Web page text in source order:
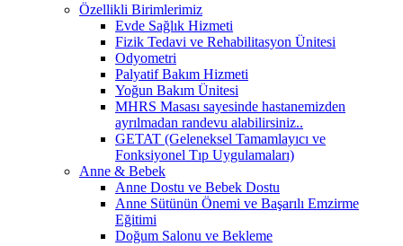
Özellikli Birimlerimiz
Evde Sağlık Hizmeti
Fizik Tedavi ve Rehabilitasyon Ünitesi
Odyometri
Palyatif Bakım Hizmeti
Yoğun Bakım Ünitesi
MHRS Masası sayesinde hastanemizden
ayrılmadan randevu alabilirsiniz..
GETAT (Geleneksel Tamamlayıcı ve
Fonksiyonel Tıp Uygulamaları)
Anne & Bebek
Anne Dostu ve Bebek Dostu
Anne Sütünün Önemi ve Başarılı Emzirme
Eğitimi
Doğum Salonu ve Bekleme